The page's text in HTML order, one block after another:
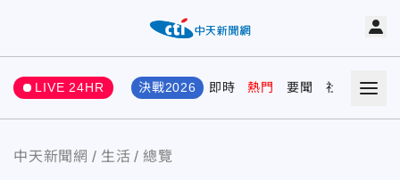
LIVE 24HR 決戰2026 即時 熱門 要聞 社會 娛樂
中天新聞網 生活 總覽